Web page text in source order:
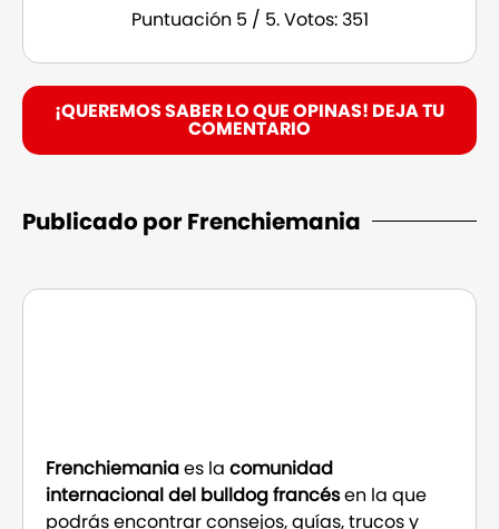
Puntuación 5 / 5. Votos: 351
¡QUEREMOS SABER LO QUE OPINAS! DEJA TU
COMENTARIO
Publicado por Frenchiemania
Frenchiemaniaes la comunidad
internacional del bulldog francésen la que
podrás encontrar consejos, guías, trucos y